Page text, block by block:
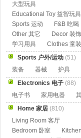
大型玩具
Educational Toy 益智玩具
Sports 运动
F&B 吃喝
Other 其它
Decor 装饰
学习用具
Clothes 童装
Sports 户外/运动 (51)
装备
器械 护具
Electronics 电子 (88)
电子书
家用电器
Home 家居 (810)
Living Room 客厅
Bedroom 卧室